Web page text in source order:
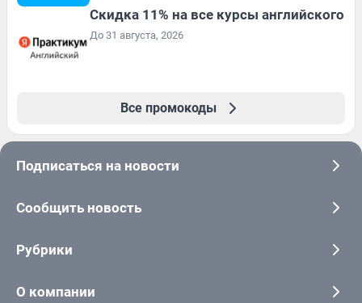
Скидка 11% на все курсы английского
До 31 августа, 2026
Все промокоды
Подписаться на новости
Сообщить новость
Рубрики
О компании